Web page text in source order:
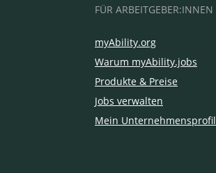
FÜR ARBEITGEBER:INNEN
myAbility.org
Warum myAbility.jobs
Produkte & Preise
Jobs verwalten
Mein Unternehmensprofil